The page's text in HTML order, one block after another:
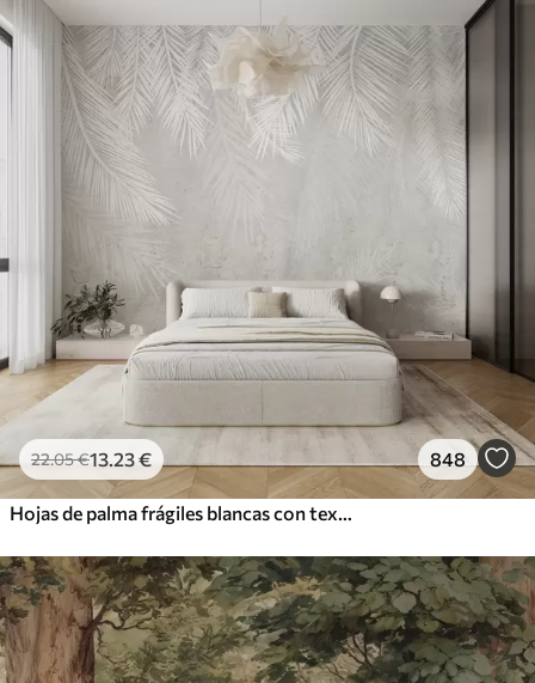
22.05€13 .23€ 848